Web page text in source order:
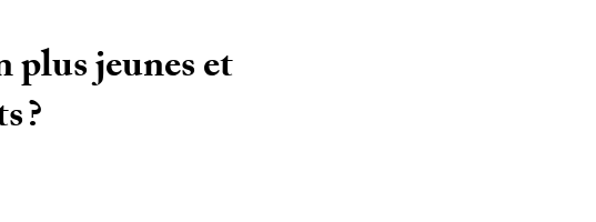
jeunes et
?